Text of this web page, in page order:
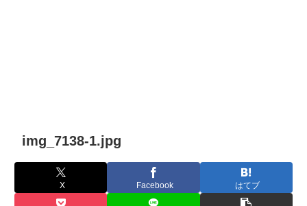
img_7138-1.jpg
X Facebook はてブ